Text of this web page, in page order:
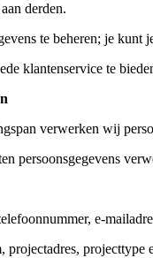
derden.
te beheren; je kunt
klantenservice te
verwerken wij
persoonsgegevens
projectadres, projecttype